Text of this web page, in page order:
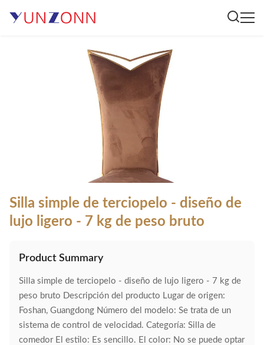
Silla simple de terciopelo - diseño de
lujo ligero - 7 kg de peso bruto
Product Summary
Silla simple de terciopelo - diseño de lujo ligero - 7 kg de
peso bruto Descripción del producto Lugar de origen:
Foshan, Guangdong Número del modelo: Se trata de un
sistema de control de velocidad. Categoría: Silla de
comedor El estilo: Es sencillo. El color: No se puede optar